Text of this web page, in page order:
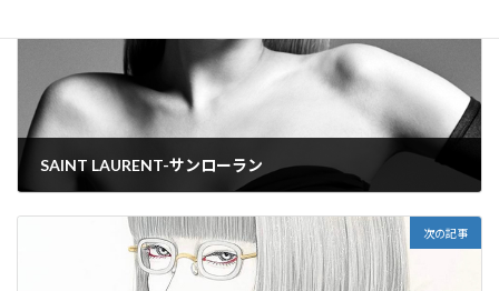
SAINT LAURENT-サンローラン
次の記事